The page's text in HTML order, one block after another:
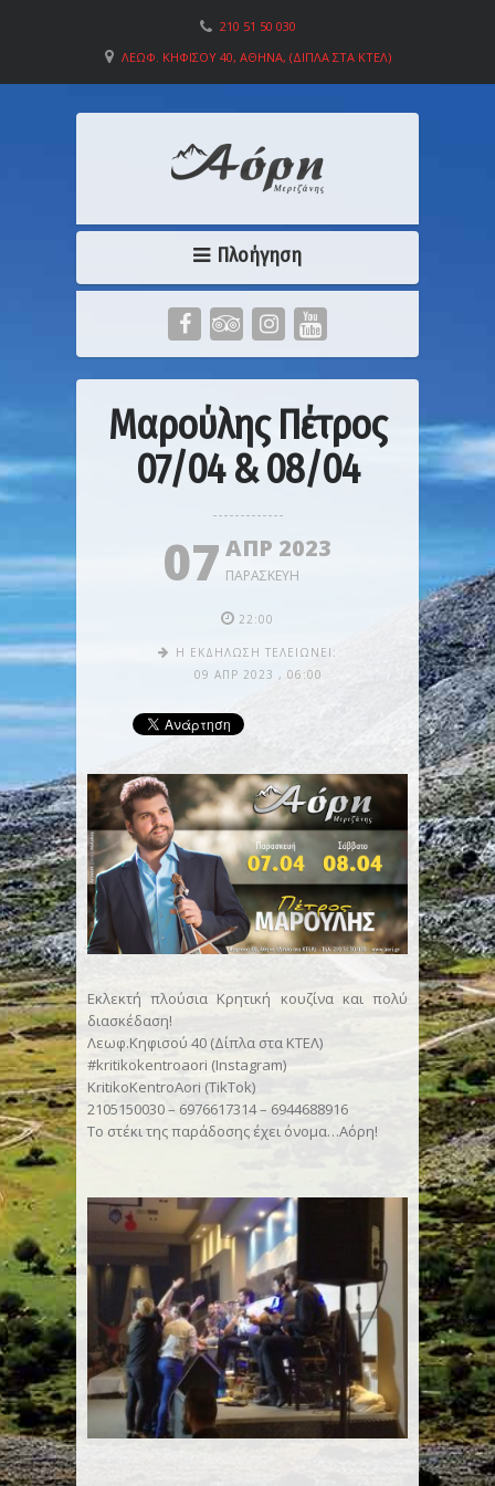
210 51 50 030
ΛΕΩΦ. ΚΗΦΙΣΟΎ 40, ΑΘΉΝΑ, (ΔΊΠΛΑ ΣΤΑ ΚΤΕΛ)
Πλοήγηση
Μαρούλης Πέτρος
07/04 & 08/04
07 ΑΠΡ 2023
ΠΑΡΑΣΚΕΥΉ
22:00
Η ΕΚΔΉΛΩΣΗ ΤΕΛΕΙΏΝΕΙ:
09 ΑΠΡ 2023 , 06:00
Εκλεκτή πλούσια Κρητική κουζίνα και πολύ
διασκέδαση!
Λεωφ.Κηφισού 40 (Δίπλα στα ΚΤΕΛ)
#kritikokentroaori (Instagram)
KritikoKentroAori (TikTok)
2105150030 – 6976617314 – 6944688916
Το στέκι της παράδοσης έχει όνομα…Αόρη!